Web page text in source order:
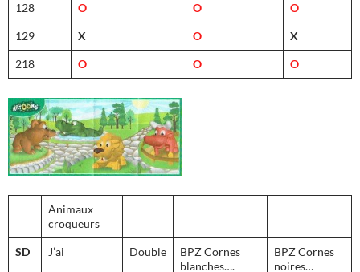
128 O O O
129 X O X
218 O O O
Animaux
croqueurs
SD J’ai Double
BPZ Cornes
blanches….
BPZ Cornes
noires…